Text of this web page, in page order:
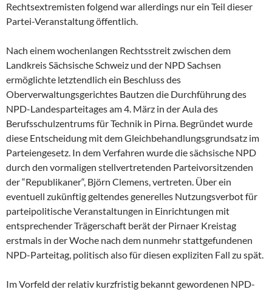
Rechtsextremisten folgend war allerdings nur ein Teil dieser
Partei-Veranstaltung öffentlich.
Nach einem wochenlangen Rechtsstreit zwischen dem
Landkreis Sächsische Schweiz und der NPD Sachsen
ermöglichte letztendlich ein Beschluss des
Oberverwaltungsgerichtes Bautzen die Durchführung des
NPD-Landesparteitages am 4. März in der Aula des
Berufsschulzentrums für Technik in Pirna. Begründet wurde
diese Entscheidung mit dem Gleichbehandlungsgrundsatz im
Parteiengesetz. In dem Verfahren wurde die sächsische NPD
durch den vormaligen stellvertretenden Parteivorsitzenden
der “Republikaner“, Björn Clemens, vertreten. Über ein
eventuell zukünftig geltendes generelles Nutzungsverbot für
parteipolitische Veranstaltungen in Einrichtungen mit
entsprechender Trägerschaft berät der Pirnaer Kreistag
erstmals in der Woche nach dem nunmehr stattgefundenen
NPD-Parteitag, politisch also für diesen expliziten Fall zu spät.
Im Vorfeld der relativ kurzfristig bekannt gewordenen NPD-